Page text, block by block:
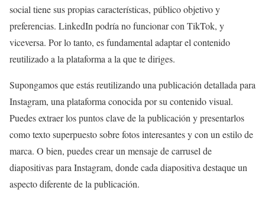
social tiene sus propias características, público objetivo y
preferencias. LinkedIn podría no funcionar con TikTok, y
viceversa. Por lo tanto, es fundamental adaptar el contenido
reutilizado a la plataforma a la que te diriges.
Supongamos que estás reutilizando una publicación detallada para
Instagram, una plataforma conocida por su contenido visual.
Puedes extraer los puntos clave de la publicación y presentarlos
como texto superpuesto sobre fotos interesantes y con un estilo de
marca. O bien, puedes crear un mensaje de carrusel de
diapositivas para Instagram, donde cada diapositiva destaque un
aspecto diferente de la publicación.